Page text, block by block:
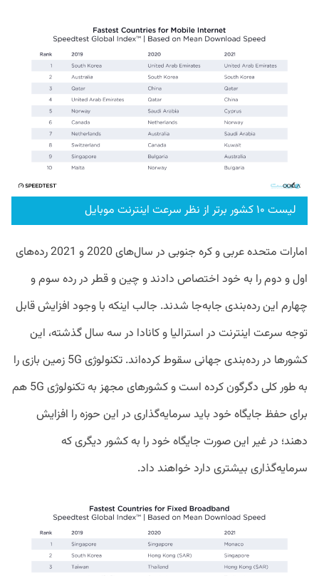
لیست ۱۰ کشور برتر از نظر سرعت اینترنت موبایل
امارات متحده عربی و کره جنوبی در سال‌های 2020 و 2021 رده‌های
اول و دوم را به خود اختصاص دادند و چین و قطر در رده سوم و
چهارم این رده‌بندی جابه‌جا شدند. جالب اینکه با وجود افزایش قابل
توجه سرعت اینترنت در استرالیا و کانادا در سه سال گذشته، این
کشور‌ها در رده‌بندی جهانی سقوط کرده‌اند. تکنولوژی 5G زمین بازی را
به طور کلی دگرگون کرده است و کشور‌های مجهز به تکنولوژی 5G هم
برای حفظ جایگاه خود باید سرمایه‌گذاری در این حوزه را افزایش
دهند؛ در غیر این صورت جایگاه خود را به کشور دیگری که
سرمایه‌گذاری بیشتری دارد خواهند داد.